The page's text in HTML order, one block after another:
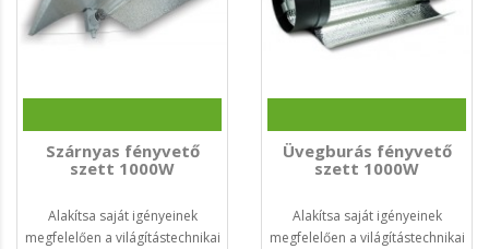
Szárnyas fényvető
szett 1000W
Alakítsa saját igényeinek
megfelelően a világítástechnikai
Üvegburás fényvető
szett 1000W
Alakítsa saját igényeinek
megfelelően a világítástechnikai